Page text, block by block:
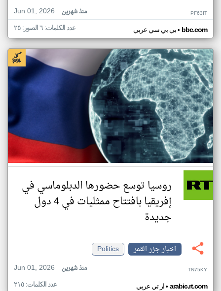
Jun 01, 2026
منذ شهرين PF63IT
بي بي سي عربي• bbc.com عدد الكلمات: ٦ الصور: ٢٥
روسيا توسع حضورها الدبلوماسي في
إفريقيا بافتتاح ممثليات في 4 دول
جديدة
اخبار جزر القمر
Politics
Jun 01, 2026
منذ شهرين TN75KY
ار تي عربي• arabic.rt.com عدد الكلمات: ٢١٥